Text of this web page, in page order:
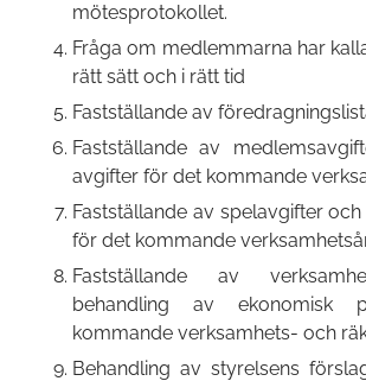
mötesprotokollet.
Fråga om medlemmarna har
rätt sätt och i rätt tid
Fastställande av
Fastställande av
avgifter för det kommande
Fastställande av spelavgifter
för det kommande
Fastställande av
behandling av
kommande verksamhets- och
Behandling av styrelsens